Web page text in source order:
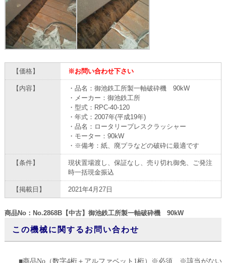
【価格】 ※お問い合わせ下さい
【内容】
・品名：御池鉄工所製一軸破砕機 90kW
・メーカー：御池鉄工所
・型式：RPC-40-120
・年式：2007年(平成19年)
・品名：ロータリープレスクラッシャー
・モーター：90kW
・※備考：紙、廃プラなどの破砕に最適です
【条件】
現状置場渡し、保証なし、売り切れ御免、ご発注
時一括現金振込
【掲載日】 2021年4月27日
商品No：No.2868B【中古】御池鉄工所製一軸破砕機 90kW
この機械に関するお問い合わせ